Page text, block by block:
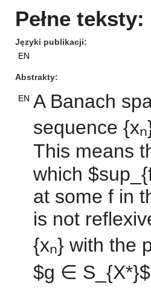
Pełne teksty:
Języki publikacji
EN
Abstrakty
EN A Banach
sequence
This means
which
at some f in
is not
{xₙ} with the
$g ∈